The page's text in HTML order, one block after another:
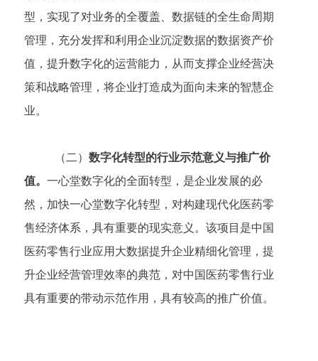
型，实现了对业务的全覆盖、数据链的全生命周期
管理，充分发挥和利用企业沉淀数据的数据资产价
值，提升数字化的运营能力，从而支撑企业经营决
策和战略管理，将企业打造成为面向未来的智慧企
业。
（二） 数字化转型的行业示范意义与推广价
值。 一心堂数字化的全面转型，是企业发展的必
然，加快一心堂数字化转型，对构建现代化医药零
售经济体系，具有重要的现实意义。该项目是中国
医药零售行业应用大数据提升企业精细化管理，提
升企业经营管理效率的典范，对中国医药零售行业
具有重要的带动示范作用，具有较高的推广价值。